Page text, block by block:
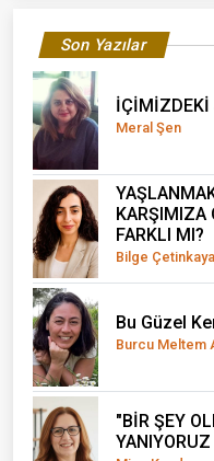
Son Yazılar
İÇİMİZDEKİ
Meral Şen
KARŞIMIZA
FARKLI MI?
Bilge Çetinkaya
Bu Güzel
Burcu Meltem
"BİR ŞEY
YANIYORUZ